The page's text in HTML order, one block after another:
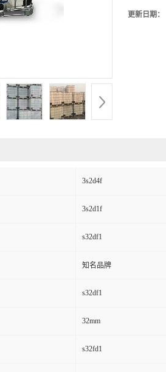
更新日期：
3s2d4f
3s2d1f
s32df1
知名品牌
s32df1
32mm
s32fd1